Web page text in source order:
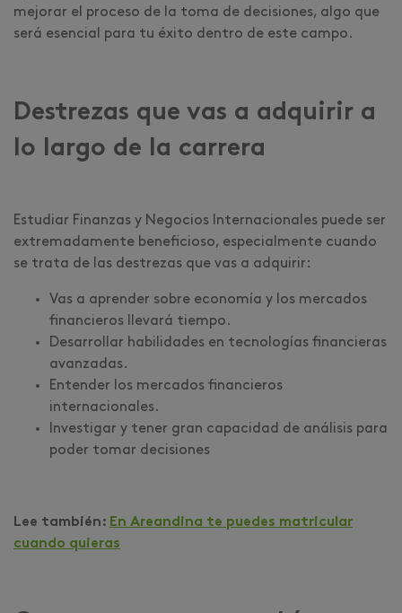
mejorar el proceso de la toma de decisiones, algo que
será esencial para tu éxito dentro de este campo.
Destrezas que vas a adquirir a
lo largo de la carrera
Estudiar Finanzas y Negocios Internacionales puede ser
extremadamente beneficioso, especialmente cuando
se trata de las destrezas que vas a adquirir:
Vas a aprender sobre economía y los mercados
financieros llevará tiempo.
Desarrollar habilidades en tecnologías financieras
avanzadas.
Entender los mercados financieros
internacionales.
Investigar y tener gran capacidad de análisis para
poder tomar decisiones
Lee también: En Areandina te puedes matricular
cuando quieras